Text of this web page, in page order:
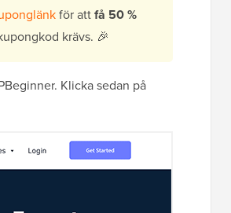
för attfå 50 %
krävs. 🎉
Klicka sedan på